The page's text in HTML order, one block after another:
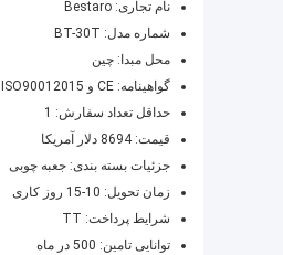
نام تجاری: Bestaro
شماره مدل: BT-30T
محل مبدا: چین
گواهینامه: CE و ISO90012015
حداقل تعداد سفارش: 1
قیمت: 8694 دلار آمریکا
جزئیات بسته بندی: جعبه چوبی
زمان تحویل: 10-15 روز کاری
شرایط پرداخت: TT
توانایی تامین: 500 در ماه